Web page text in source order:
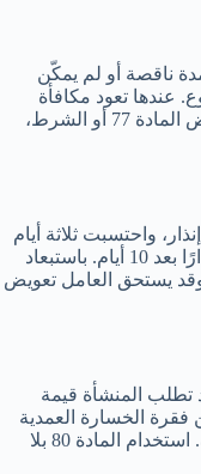
ناقصة أو لم يمكّن
عندها تعود مكافأة
نهاية الخدمة، وبدل الإشعار إذا انطبق، وتعويض المادة 77 أو الشرط،
دون إنذار، واحتسبت ثلاثة أيام
مرضية. المادة 80 تشترط تجاوز 15 يومًا وإنذارًا بعد 10 أيام. باستبعاد
الفقرة، وقد يستحق العامل تعويض
المنشأة قيمة
فقرة الخسارة العمدية
تحتاج إلى قصد وإبلاغ الجهات خلال 24 ساعة. استخدام المادة 80 بلا